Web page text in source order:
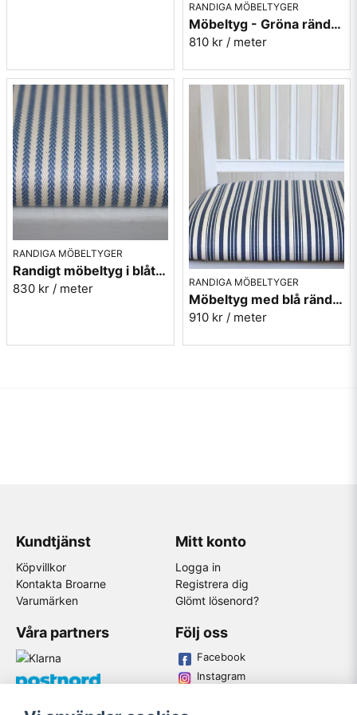
RANDIGA MÖBELTYGER
Möbeltyg - Gröna ränder - Ellinor nr.70
810 kr / meter
RANDIGA MÖBELTYGER
Randigt möbeltyg i blått - Sofia Rand nr.50
830 kr / meter RANDIGA MÖBELTYGER
Möbeltyg med blå ränder i eko-bomull - Fredrika nr.50
910 kr / meter
Kundtjänst
Köpvillkor
Kontakta Broarne
Varumärken
Mitt konto
Logga in
Registrera dig
Glömt lösenord?
Våra partners Följ oss
Facebook
Instagram